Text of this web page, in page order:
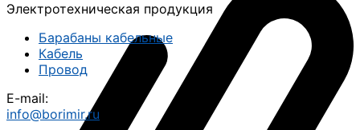
Электротехническая продукция
Барабаны кабельные
Кабель
Провод
E-mail:
info@borimir.ru